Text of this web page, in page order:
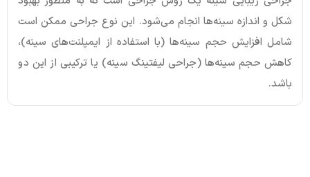
شکل و اندازه سینه‌ها انجام می‌شود. این نوع جراحی ممکن است
شامل افزایش حجم سینه‌ها (با استفاده از ایمپلنت‌های سینه)،
کاهش حجم سینه‌ها (جراحی لیفتینگ سینه) یا ترکیبی از این دو
باشد.